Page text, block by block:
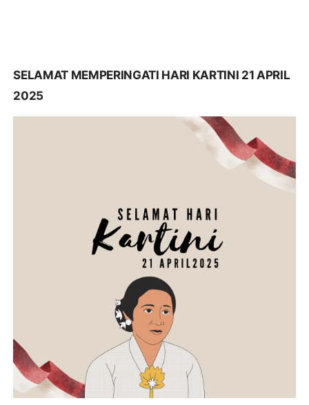
SELAMAT MEMPERINGATI HARI KARTINI 21 APRIL
2025